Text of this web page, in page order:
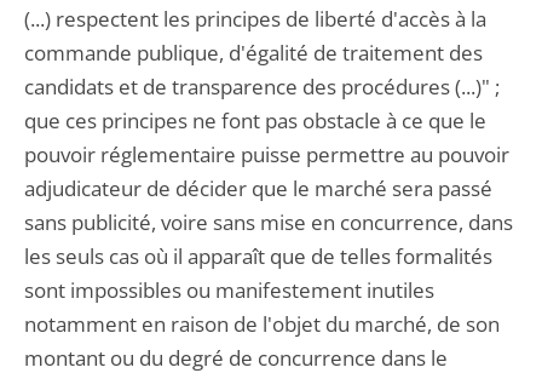
(...) respectent les principes de liberté d'accès à la
commande publique, d'égalité de traitement des
candidats et de transparence des procédures (...)" ;
que ces principes ne font pas obstacle à ce que le
pouvoir réglementaire puisse permettre au pouvoir
adjudicateur de décider que le marché sera passé
sans publicité, voire sans mise en concurrence, dans
les seuls cas où il apparaît que de telles formalités
sont impossibles ou manifestement inutiles
notamment en raison de l'objet du marché, de son
montant ou du degré de concurrence dans le